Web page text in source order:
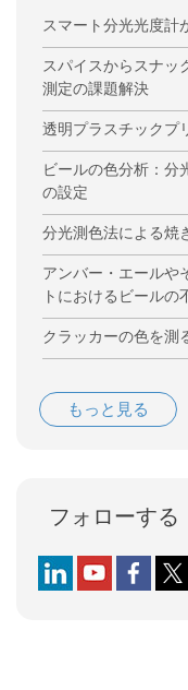
スマート分光光度計
スパイスからスナッ
測定の課題解決
透明プラスチックプ
ビールの色分析：分
の設定
分光測色法による焼
アンバー・エールや
トにおけるビール
クラッカーの色を測
もっと見る
フォローする
Follow us on
Follow us on
Follow